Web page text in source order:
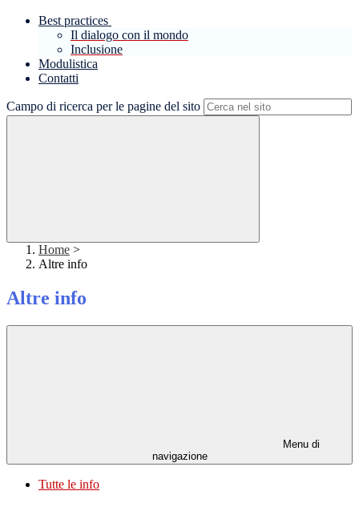
Best practices
Il dialogo con il mondo
Inclusione
Modulistica
Contatti
Campo di ricerca per le pagine del sito
Home >
Altre info
Altre info
Menu di
navigazione
Tutte le info